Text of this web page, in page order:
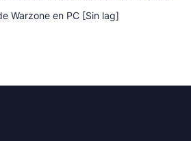
Warzone en PC [Sin lag]